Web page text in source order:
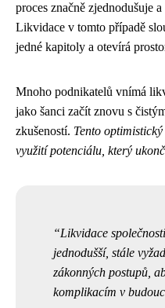
proces značně zjednodušuje
Likvidace v tomto případě
jedné kapitoly a otevírá
Mnoho podnikatelů vnímá
jako šanci začít znovu s
zkušeností. Tento
využití potenciálu, který
Likvidace
jednodušší, stále
zákonných postupů,
komplikacím v